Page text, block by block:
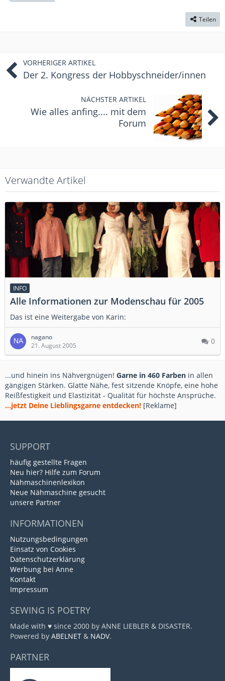
Teilen
VORHERIGER ARTIKEL
Der 2. Kongress der Hobbyschneider/innen
NÄCHSTER ARTIKEL
Wie alles anfing.... mit dem
Forum
Verwandte Artikel
INFO
Alle Informationen zur Modenschau für 2005
Das ist eine Weitergabe von Karin:
nagano
21. August 2005
0
...und hinein ins Nähvergnügen! Garne in 460 Farben in allen
gängigen Stärken. Glatte Nähe, fest sitzende Knöpfe, eine hohe
Reißfestigkeit und Elastizität - Qualität für höchste Ansprüche.
...jetzt Deine Lieblingsgarne entdecken! [Reklame]
SUPPORT
häufig gestellte Fragen
Neu hier? Hilfe zum Forum
Nähmaschinenlexikon
Neue Nähmaschine gesucht
unsere Partner
INFORMATIONEN
Nutzungsbedingungen
Einsatz von Cookies
Datenschutzerklärung
Werbung bei Anne
Kontakt
Impressum
SEWING IS POETRY
Made with ♥ since 2000 by ANNE LIEBLER & DISASTER.
Powered by ABELNET & NADV.
PARTNER